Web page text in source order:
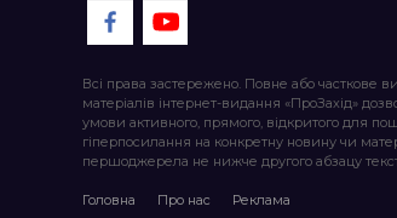
Всі права застережено. Повне або часткове
матеріалів інтернет-видання «ПроЗахід»
умови активного, прямого, відкритого для
гіперпосилання на конкретну новину чи
першоджерела не нижче другого абзацу
Головна Про нас Реклама